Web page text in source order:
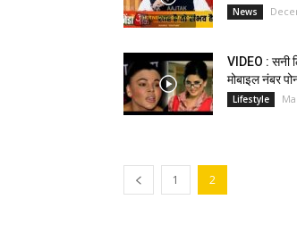
News
VIDEO : सनी
मोबाइल नंबर
Lifestyle
1 2